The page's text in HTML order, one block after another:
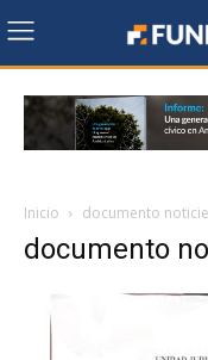
Inicio documento
documento